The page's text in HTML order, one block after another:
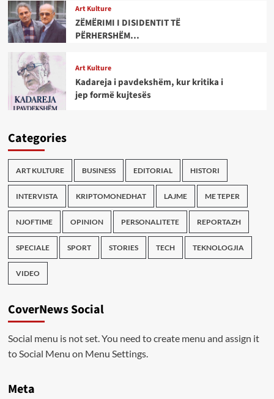
Art Kulture
ZËMËRIMI I DISIDENTIT TË
PËRHERSHËM…
Art Kulture
Kadareja i pavdekshëm, kur kritika i
jep formë kujtesës
Categories
ART KULTURE BUSINESS EDITORIAL HISTORI
INTERVISTA KRIPTOMONEDHAT LAJME ME TEPER
NJOFTIME OPINION PERSONALITETE REPORTAZH
SPECIALE SPORT STORIES TECH TEKNOLOGJIA
VIDEO
CoverNews Social
Social menu is not set. You need to create menu and assign it
to Social Menu on Menu Settings.
Meta